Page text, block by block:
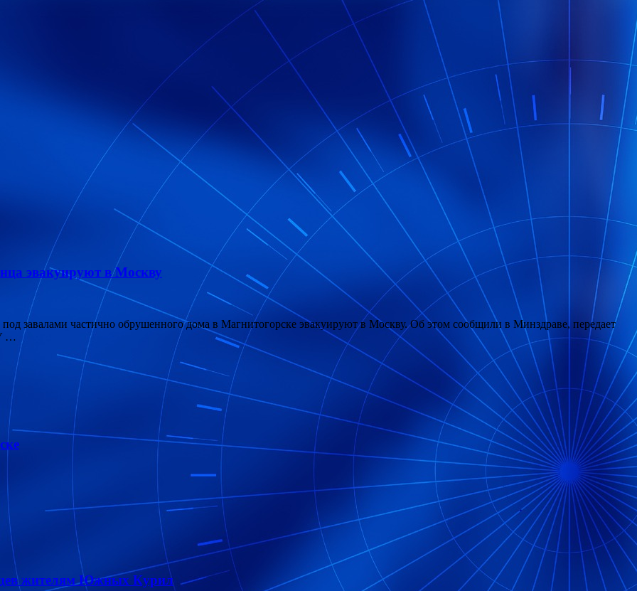
эвакуируют в Москву
завалами частично обрушенного дома в Магнитогорске эвакуируют в Москву. Об этом сообщили в Минздраве, передает
…
жителям Южных Курил